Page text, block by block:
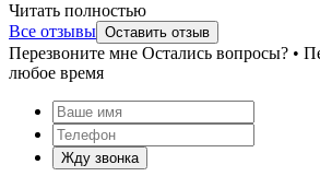
Читать полностью
Все отзывы Оставить отзыв
Перезвоните мне Остались вопросы? •
любое время
Жду звонка